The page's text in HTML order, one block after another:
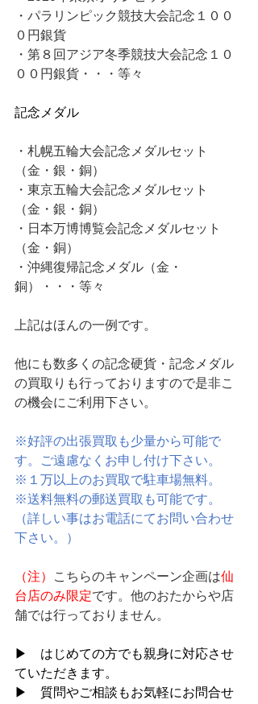
・パラリンピック競技大会記念１００
０円銀貨
・第８回アジア冬季競技大会記念１０
００円銀貨・・・等々
記念メダル
・札幌五輪大会記念メダルセット
（金・銀・銅）
・東京五輪大会記念メダルセット
（金・銀・銅）
・日本万博博覧会記念メダルセット
（金・銅）
・沖縄復帰記念メダル（金・
銅）・・・等々
上記はほんの一例です。
他にも数多くの記念硬貨・記念メダル
の買取りも行っておりますので是非こ
の機会にご利用下さい。
※好評の出張買取も少量から可能で
す。ご遠慮なくお申し付け下さい。
※１万以上のお買取で駐車場無料。
※送料無料の郵送買取も可能です。
（詳しい事はお電話にてお問い合わせ
下さい。）
（注） こちらのキャンペーン企画は仙
台店のみ限定です。他のおたからや店
舗では行っておりません。
▶　はじめての方でも親身に対応させ
ていただきます。
▶　質問やご相談もお気軽にお問合せ